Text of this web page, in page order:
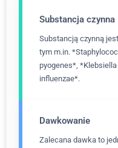
Substancja czynna
Substancją czynną
tym m.in.
pyogenes*,
influenzae*.
Dawkowanie
Zalecana dawka to